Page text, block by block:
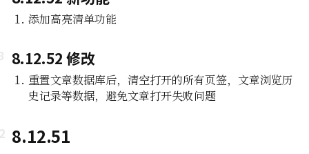
添加高亮清单功能
8.12.52 修改
重置文章数据库后，清空打开的所有页签，文章浏览历
史记录等数据，避免文章打开失败问题
8.12.51